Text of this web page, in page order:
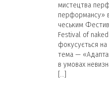
мистецтва
перформансу»
чеським
Festival of
фокусується на
тема —
в умовах
[…]